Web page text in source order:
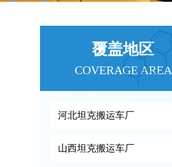
覆盖地区
COVERAGE AREA
河北坦克搬运车厂
山西坦克搬运车厂